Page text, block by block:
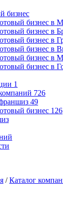
бизнес
бизнес в
бизнес в
бизнес в
бизнес в
бизнес в
бизнес в
1
726
49
бизнес 126
/ Каталог